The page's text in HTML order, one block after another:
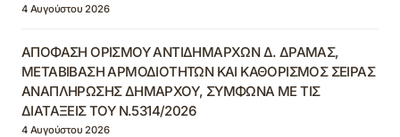
4 Αυγούστου 2026
ΑΠΟΦΑΣΗ ΟΡΙΣΜΟΥ ΑΝΤΙΔΗΜΑΡΧΩΝ Δ. ΔΡΑΜΑΣ,
ΜΕΤΑΒΙΒΑΣΗ ΑΡΜΟΔΙΟΤΗΤΩΝ ΚΑΙ ΚΑΘΟΡΙΣΜΟΣ ΣΕΙΡΑΣ
ΑΝΑΠΛΗΡΩΣΗΣ ΔΗΜΑΡΧΟΥ, ΣΥΜΦΩΝΑ ΜΕ ΤΙΣ
ΔΙΑΤΑΞΕΙΣ ΤΟΥ Ν.5314/2026
4 Αυγούστου 2026